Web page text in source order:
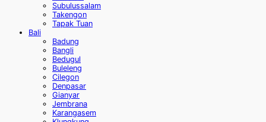
Subulussalam
Takengon
Tapak Tuan
Bali
Badung
Bangli
Bedugul
Buleleng
Cilegon
Denpasar
Gianyar
Jembrana
Karangasem